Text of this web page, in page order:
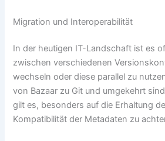
Migration und Interoperabilität
In der heutigen IT-Landschaft ist es
zwischen verschiedenen
wechseln oder diese parallel zu
von Bazaar zu Git und umgekehrt
gilt es, besonders auf die Erhaltung
Kompatibilität der Metadaten zu